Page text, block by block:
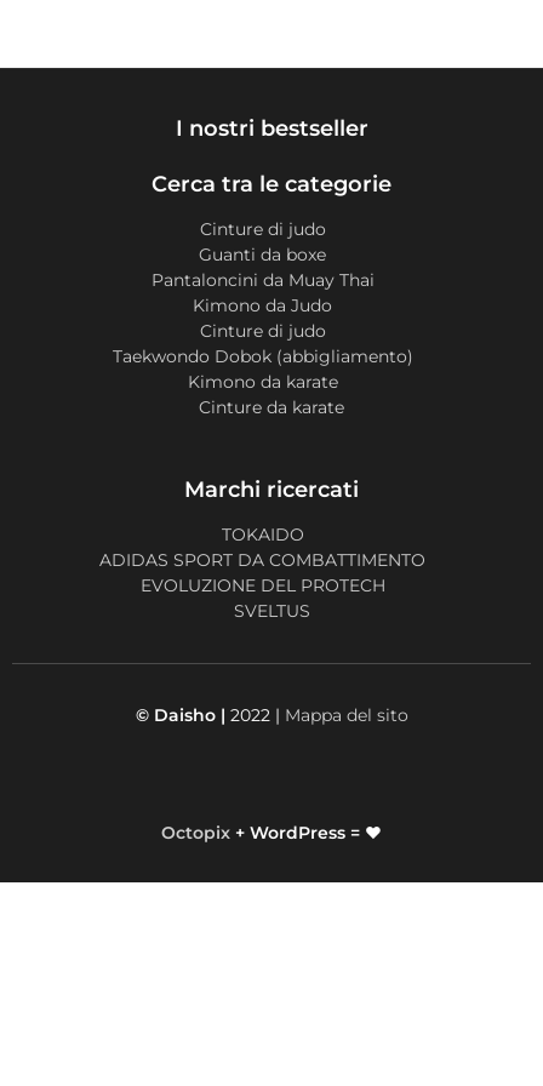
I nostri bestseller
Cerca tra le categorie
Cinture di judo
Guanti da boxe
Pantaloncini da Muay Thai
Kimono da Judo
Cinture di judo
Taekwondo Dobok (abbigliamento)
Kimono da karate
Cinture da karate
Marchi ricercati
TOKAIDO
ADIDAS SPORT DA COMBATTIMENTO
EVOLUZIONE DEL PROTECH
SVELTUS
© Daisho | 2022 | Mappa del sito
Octopix + WordPress = ❤